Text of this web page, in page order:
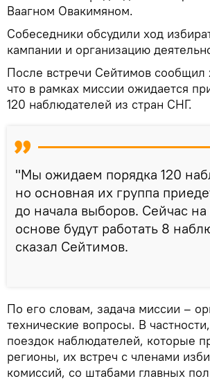
Ваагном Овакимяном.
Собеседники обсудили ход
кампании и организацию
После встречи Сейтимов сообщил
что в рамках миссии ожидается
120 наблюдателей из стран СНГ.
"Мы ожидаем порядка 120
но основная их группа
до начала выборов. Сейчас
основе будут работать 8
сказал Сейтимов.
По его словам, задача миссии –
технические вопросы. В
поездок наблюдателей, которые
регионы, их встреч с членами
комиссий, со штабами главных